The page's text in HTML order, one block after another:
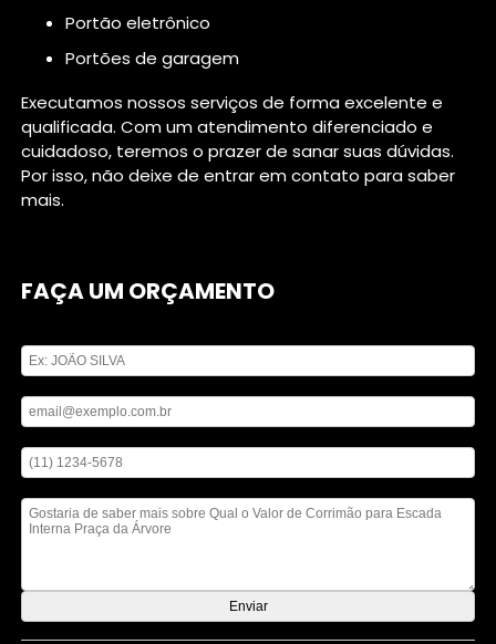
portão eletrônico
portões de garagem
Executamos nossos serviços de forma excelente e
qualificada. Com um atendimento diferenciado e
cuidadoso, teremos o prazer de sanar suas dúvidas.
Por isso, não deixe de entrar em contato para saber
mais.
FAÇA UM ORÇAMENTO